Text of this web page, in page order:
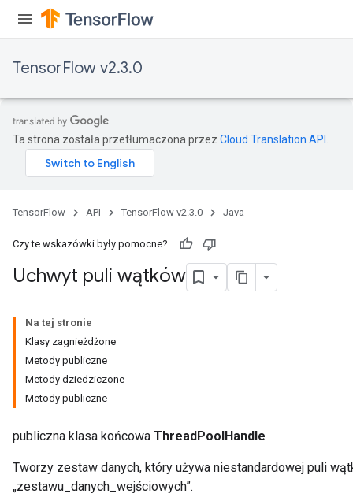
TensorFlow v2.3.0
Ta strona została przetłumaczona przez Cloud Translation API
TensorFlow API TensorFlow v2.3.0 Java
Czy te wskazówki były pomocne?
Uchwyt puli wątków
Na tej stronie
Klasy zagnieżdżone
Metody publiczne
Metody dziedziczone
Metody publiczne
publiczna klasa końcowa ThreadPoolHandle
Tworzy zestaw danych, który używa niestandardowej puli
„zestawu_danych_wejściowych”.